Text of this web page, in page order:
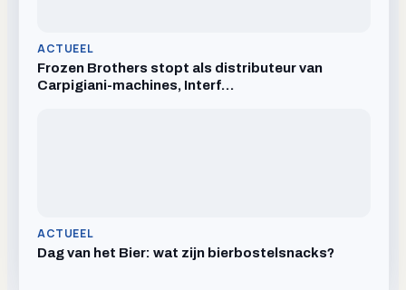
ACTUEEL
Frozen Brothers stopt als distributeur van
Carpigiani-machines, Interf…
ACTUEEL
Dag van het Bier: wat zijn bierbostelsnacks?